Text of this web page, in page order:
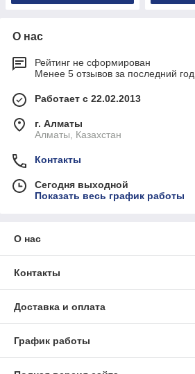
О нас
Рейтинг не сформирован
Менее 5 отзывов за последний год
Работает с 22.02.2013
г. Алматы
Алматы, Казахстан
Контакты
Сегодня выходной
Показать весь график работы
О нас
Контакты
Доставка и оплата
График работы